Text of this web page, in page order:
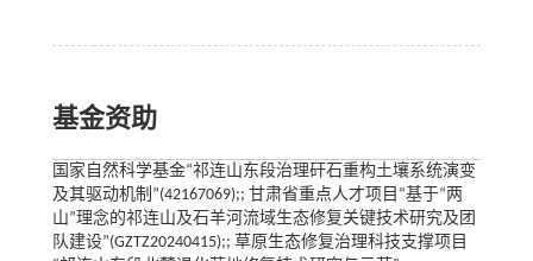
基金资助
国家自然科学基金“祁连山东段治理矸石重构土壤系统演变
及其驱动机制”(42167069);; 甘肃省重点人才项目“基于“两
山”理念的祁连山及石羊河流域生态修复关键技术研究及团
队建设”(GZTZ20240415);; 草原生态修复治理科技支撑项目